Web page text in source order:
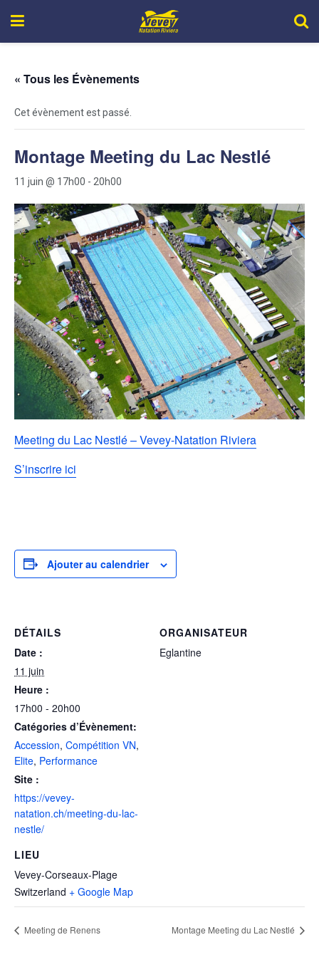
« Tous les Évènements
Cet évènement est passé.
Montage Meeting du Lac Nestlé
11 juin @ 17h00 - 20h00
Meeting du Lac Nestlé – Vevey-Natation Riviera
S’inscrire ici
Ajouter au calendrier
DÉTAILS
Date :
11 juin
Heure :
17h00 - 20h00
Catégories d’Évènement:
Accession, Compétition VN,
Elite, Performance
Site :
https://vevey-
natation.ch/meeting-du-lac-
nestle/
LIEU
Vevey-Corseaux-Plage
Switzerland + Google Map
ORGANISATEUR
Eglantine
Meeting de Renens Montage Meeting du Lac Nestlé